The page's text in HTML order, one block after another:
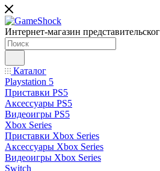
Интернет-магазин
Каталог
Playstation 5
Приставки PS5
Аксессуары PS5
Видеоигры PS5
Xbox Series
Приставки Xbox Series
Аксессуары Xbox Series
Видеоигры Xbox Series
Switch